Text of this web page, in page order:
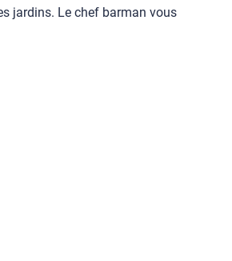
jardins. Le chef barman vous